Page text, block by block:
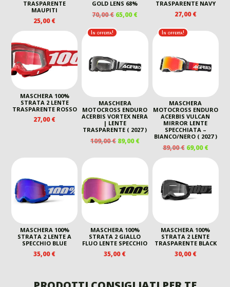
TRASPARENTE
MAUPITI
25,00€
GOLD LENS 68%
70,00€ IL
ORIGINALE
65,00€IL
ATTUALE
TRASPARENTE NAVY
27,00€
MASCHERA 100%
STRATA 2 LENTE
TRASPARENTE ROSSO
27,00€
In offerta!
MASCHERA
MOTOCROSS ENDURO
ACERBIS VORTEX NERA
| LENTE
TRASPARENTE ( 2027 )
109,00€ IL
ORIGINALE
89,00€IL
PREZZO
ATTUALE
In offerta!
MASCHERA
MOTOCROSS ENDURO
ACERBIS VULCAN
MIRROR LENTE
SPECCHIATA –
BIANCO/NERO ( 2027 )
89,00€ IL
PREZZO
ORIGINALE
89,00 €.
69,00€IL
69,00
MASCHERA 100%
STRATA 2 LENTE A
SPECCHIO BLUE
35,00€
MASCHERA 100%
STRATA 2 GIALLO
FLUO LENTE SPECCHIO
35,00€
MASCHERA 100%
STRATA 2 LENTE
TRASPARENTE BLACK
30,00€